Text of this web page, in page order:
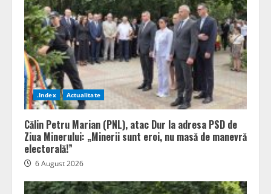
.Index Actualitate
Călin Petru Marian (PNL), atac Dur la adresa PSD de
Ziua Minerului: „Minerii sunt eroi, nu masă de manevră
electorală!”
6 August 2026